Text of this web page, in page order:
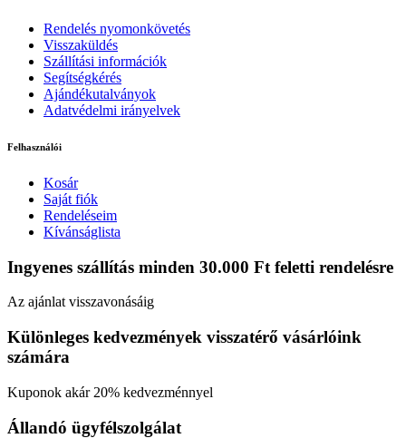
Rendelés nyomonkövetés
Visszaküldés
Szállítási információk
Segítségkérés
Ajándékutalványok
Adatvédelmi irányelvek
Felhasználói
Kosár
Saját fiók
Rendeléseim
Kívánságlista
Ingyenes szállítás minden 30.000 Ft feletti rendelésre
Az ajánlat visszavonásáig
Különleges kedvezmények visszatérő vásárlóink
számára
Kuponok akár 20% kedvezménnyel
Állandó ügyfélszolgálat